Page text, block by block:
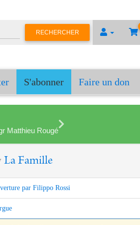
RECHERCHER
S'abonner Faire un don
Matthieu Rougé
La Famille
par Filippo Rossi